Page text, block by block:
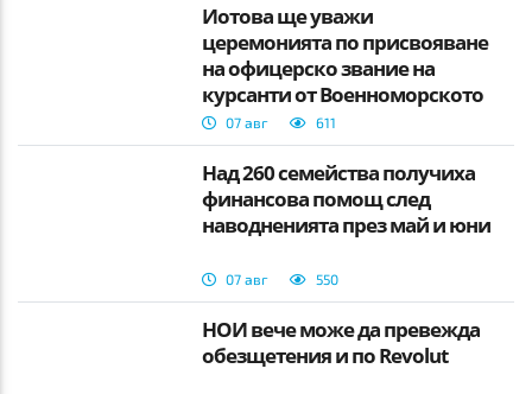
Йотова ще уважи
церемонията по присвояване
на офицерско звание на
курсанти от Военноморското
училище
07 авг 611
Над 260 семейства получиха
финансова помощ след
наводненията през май и юни
07 авг 550
НОИ вече може да превежда
обезщетения и по Revolut